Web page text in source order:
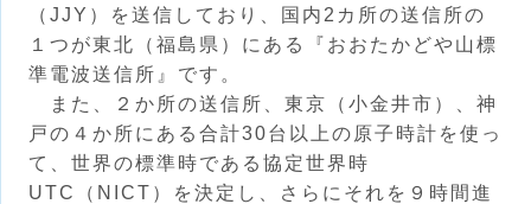
（JJY）を送信しており、国内2カ所の送信所の
１つが東北（福島県）にある『おおたかどや山標
準電波送信所』です。
また、２か所の送信所、東京（小金井市）、神
戸の４か所にある合計30台以上の原子時計を使っ
て、世界の標準時である協定世界時
UTC（NICT）を決定し、さらにそれを９時間進